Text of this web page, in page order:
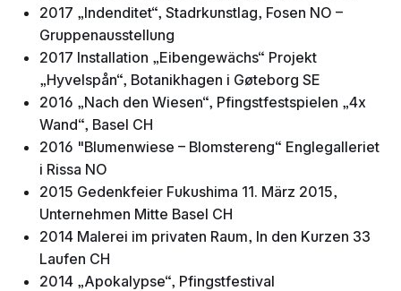
2017 „Indenditet“, Stadrkunstlag, Fosen NO –
Gruppenausstellung
2017 Installation „Eibengewächs“ Projekt
„Hyvelspån“, Botanikhagen i Gøteborg SE
2016 „Nach den Wiesen“, Pfingstfestspielen „4x
Wand“, Basel CH
2016 "Blumenwiese – Blomstereng“ Englegalleriet
i Rissa NO
2015 Gedenkfeier Fukushima 11. März 2015,
Unternehmen Mitte Basel CH
2014 Malerei im privaten Raum, In den Kurzen 33
Laufen CH
2014 „Apokalypse“, Pfingstfestival